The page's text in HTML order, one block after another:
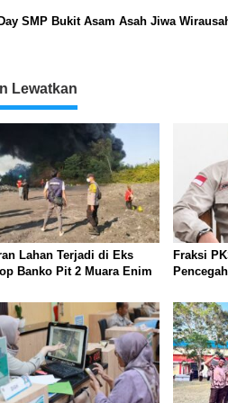
SMP Bukit Asam Asah Jiwa
Lewatkan
Lahan Terjadi di Eks
Banko Pit 2 Muara Enim
Fraksi